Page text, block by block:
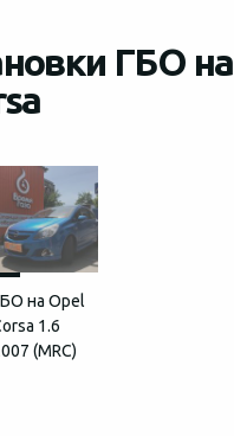
ГБО на
на Opel
1.6
(MRC)